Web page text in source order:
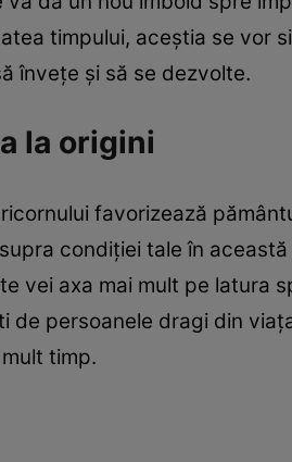
timpului, aceştia se vor
înveţe şi să se dezvolte.
la origini
favorizează
condiţiei tale în
vei axa mai mult pe latura
de persoanele dragi din
timp.